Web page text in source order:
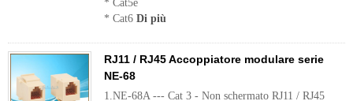
* Cat5e
* Cat6 Di più
RJ11 / RJ45 Accoppiatore modulare serie
NE-68
1.NE-68A --- Cat 3 - Non schermato RJ11 / RJ45